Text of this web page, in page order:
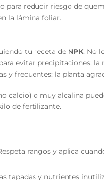
para reducir riesgo de
la lámina foliar.
tu receta de NPK. No
evitar precipitaciones; la
y frecuentes: la planta
calcio) o muy alcalina
de fertilizante.
rangos y aplica
tapadas y nutrientes